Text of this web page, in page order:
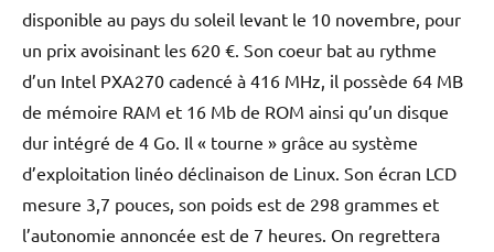
disponible au pays du soleil levant le 10 novembre, pour
un prix avoisinant les 620 €. Son coeur bat au rythme
d’un Intel PXA270 cadencé à 416 MHz, il possède 64 MB
de mémoire RAM et 16 Mb de ROM ainsi qu’un disque
dur intégré de 4 Go. Il « tourne » grâce au système
d’exploitation linéo déclinaison de Linux. Son écran LCD
mesure 3,7 pouces, son poids est de 298 grammes et
l’autonomie annoncée est de 7 heures. On regrettera